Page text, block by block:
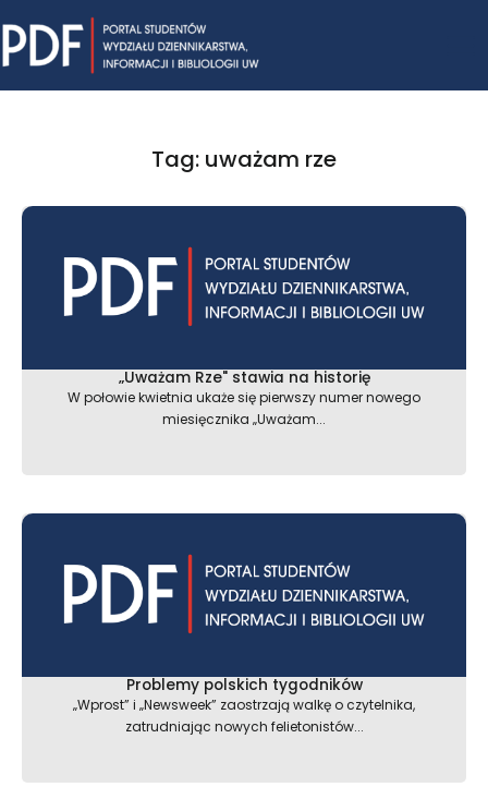
to
content
Tag: uważam rze
„Uważam Rze" stawia na historię
W połowie kwietnia ukaże się pierwszy numer nowego
miesięcznika „Uważam...
Problemy polskich tygodników
„Wprost” i „Newsweek” zaostrzają walkę o czytelnika,
zatrudniając nowych felietonistów...